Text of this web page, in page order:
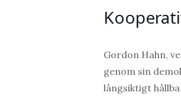
Gordon Hahn,
genom sin
långsiktigt